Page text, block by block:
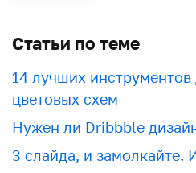
Статьи по теме
​​14 лучших
цветовых схем
Нужен ли Dribbble
3 слайда, и замолкайте.